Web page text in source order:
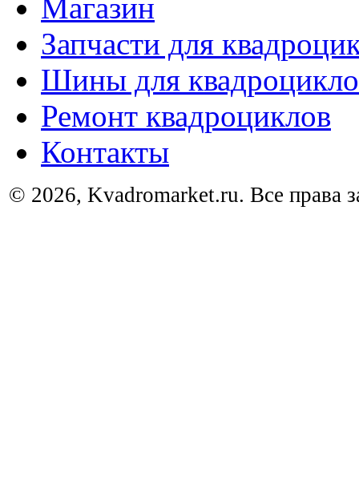
Магазин
Запчасти для
Шины для
Ремонт квадроциклов
Контакты
© 2026, Kvadromarket.ru. Все права